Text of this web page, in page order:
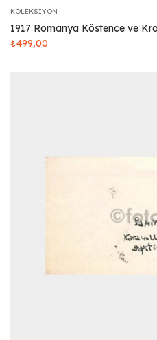
KOLEKSIYON
1917 Romanya Köstence ve
₺499,00